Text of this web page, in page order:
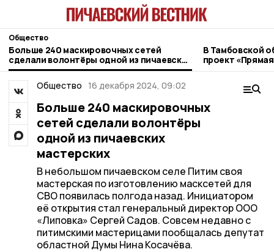
Общество
Больше 240 маскировочных сетей
сделали волонтёры одной из пичаевских
мастерских
В Тамбовской
проект
ветеранов СВО
Общество 16 декабря 2024, 09:02
Больше 240 маскировочных
сетей сделали волонтёры
одной из пичаевских
мастерских
В небольшом пичаевском селе Питим своя
мастерская по изготовлению масксетей для
СВО появилась полгода назад. Инициатором
её открытия стал генеральный директор ООО
«Липовка» Сергей Садов. Совсем недавно с
питимскими мастерицами пообщалась депутат
областной Думы Нина Косачёва.